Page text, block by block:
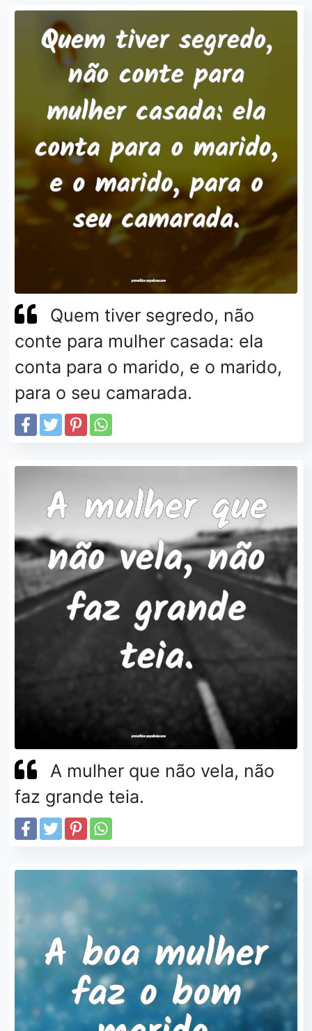
Quem tiver segredo, não
conte para mulher casada: ela
conta para o marido, e o marido,
para o seu camarada.
A mulher que não vela, não
faz grande teia.